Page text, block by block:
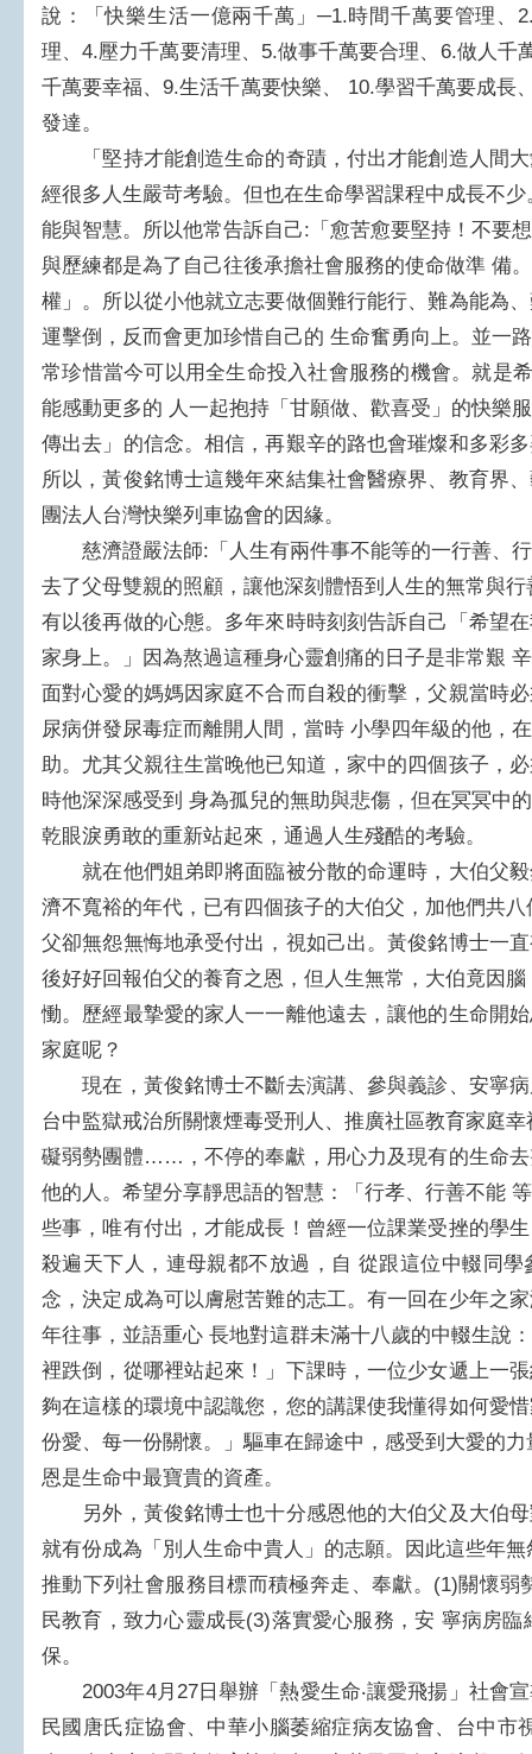
說：「快樂生活一億兩千萬」─1.時間千萬要管理、
理、4.壓力千萬要清理、5.做事千萬要合理、6.做人千
千萬要幸福、9.生活千萬要快樂、 10.學習千萬要成長
發達。
「堅持才能創造生命的奇蹟，付出才能創造人間大
經很多人生嚴苛考驗。但也在生命學習課程中成長不
能與智慧。所以他常告訴自己:「愈苦愈要堅持！不要
與歷練都是為了自己往後承擔社會服務的使命做準 備
權」。所以從小他就立志要做個難行能行、難為能為
運擊倒，反而會更加珍惜自己的 生命奮勇向上。並一
常珍惜當今可以用全生命投入社會服務的機會。就是
能感動更多的 人一起抱持「甘願做、歡喜受」的快樂
傳出去」的信念。相信，再艱辛的路也會璀燦和多彩
所以，黃俊銘博士這幾年來結集社會醫療界、教育界
團法人台灣快樂列車協會的因緣。
慈濟證嚴法師:「人生有兩件事不能等的一行善、行
去了父母雙親的照顧，讓他深刻體悟到人生的無常與
有以後再做的心態。多年來時時刻刻告訴自己「希望
家身上。」因為熬過這種身心靈創痛的日子是非常艱
面對心愛的媽媽因家庭不合而自殺的衝擊，父親當時
尿病併發尿毒症而離開人間，當時 小學四年級的他，
助。尤其父親往生當晚他已知道，家中的四個孩子，
時他深深感受到 身為孤兒的無助與悲傷，但在冥冥中
乾眼淚勇敢的重新站起來，通過人生殘酷的考驗。
就在他們姐弟即將面臨被分散的命運時，大伯父毅
濟不寬裕的年代，已有四個孩子的大伯父，加他們共
父卻無怨無悔地承受付出，視如己出。黃俊銘博士一
後好好回報伯父的養育之恩，但人生無常，大伯竟因
慟。歷經最摯愛的家人一一離他遠去，讓他的生命開
家庭呢？
現在，黃俊銘博士不斷去演講、參與義診、安寧病
台中監獄戒治所關懷煙毒受刑人、推廣社區教育家庭
礙弱勢團體……，不停的奉獻，用心力及現有的生命
他的人。希望分享靜思語的智慧：「行孝、行善不能
些事，唯有付出，才能成長！曾經一位課業受挫的學
殺遍天下人，連母親都不放過，自 從跟這位中輟同
念，決定成為可以膚慰苦難的志工。有一回在少年之
年往事，並語重心 長地對這群未滿十八歲的中輟生說
裡跌倒，從哪裡站起來！」下課時，一位少女遞上一
夠在這樣的環境中認識您，您的講課使我懂得如何愛
份愛、每一份關懷。」驅車在歸途中，感受到大愛的
恩是生命中最寶貴的資產。
另外，黃俊銘博士也十分感恩他的大伯父及大伯母
就有份成為「別人生命中貴人」的志願。因此這些年
推動下列社會服務目標而積極奔走、奉獻。(1)關懷
民教育，致力心靈成長(3)落實愛心服務，安 寧病房
保。
2003年4月27日舉辦「熱愛生命‧讓愛飛揚」社會
民國唐氏症協會、中華小腦萎縮症病友協會、台中市